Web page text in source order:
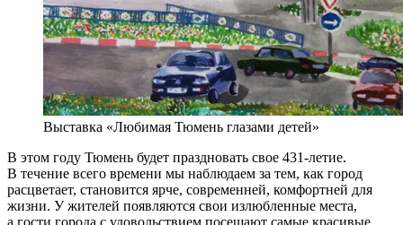
Выставка «Любимая Тюмень глазами детей»
В этом году Тюмень будет праздновать свое 431-летие.
В течение всего времени мы наблюдаем за тем, как город
расцветает, становится ярче, современней, комфортней для
жизни. У жителей появляются свои излюбленные места,
а гости города с удовольствием посещают самые красивые